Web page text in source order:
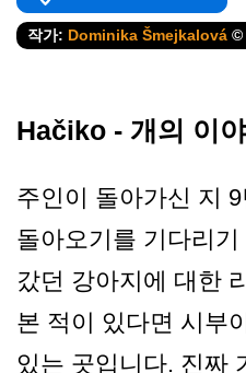
작가: Dominika Šmejkalová ©
Hačiko - 개의 이
주인이 돌아가신 지
돌아오기를 기다리
갔던 강아지에 대한
본 적이 있다면 시부
있는 곳입니다. 진짜